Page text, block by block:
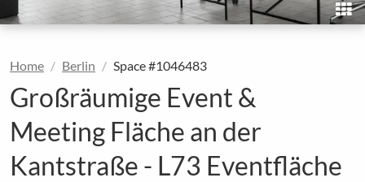
Home Berlin Space #1046483
Großräumige Event &
Meeting Fläche an der
Kantstraße - L73 Eventfläche